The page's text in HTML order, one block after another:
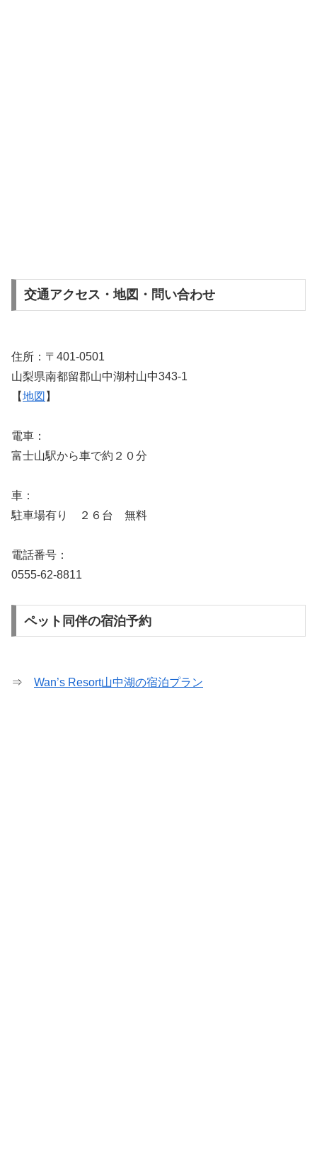
交通アクセス・地図・問い合わせ
住所：〒401-0501
山梨県南都留郡山中湖村山中343-1
【地図 】
電車：
富士山駅から車で約２０分
車：
駐車場有り ２６台 無料
電話番号：
0555-62-8811
ペット同伴の宿泊予約
⇒ Wan’s Resort山中湖の宿泊プラン